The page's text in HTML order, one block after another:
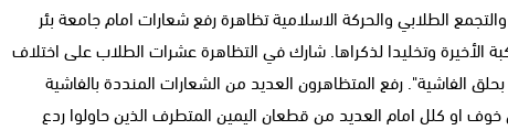
الطلابي والحركة الاسلامية تظاهرة رفع شعارات امام جامعة بئر
الأخيرة وتخليدا لذكراها. شارك في التظاهرة عشرات الطلاب على اختلاف
الفاشية". رفع المتظاهرون العديد من الشعارات المنددة بالفاشية
او كلل امام العديد من قطعان اليمين المتطرف الذين حاولوا ردع